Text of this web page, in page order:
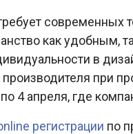
современных
как удобным,
в
при
4 апреля, где
регистрации по